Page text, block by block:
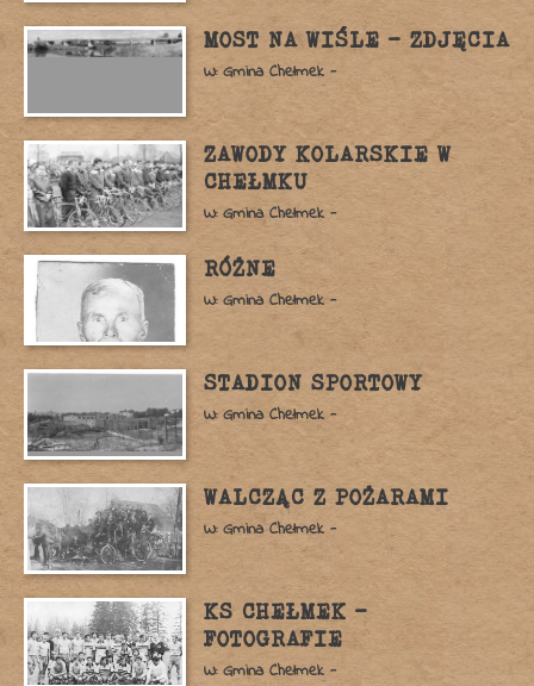
MOST NA WIŚLE – ZDJĘCIA
W: Gmina Chełmek -
ZAWODY KOLARSKIE W
CHEŁMKU
W: Gmina Chełmek -
RÓŻNE
W: Gmina Chełmek -
STADION SPORTOWY
W: Gmina Chełmek -
WALCZĄC Z POŻARAMI
W: Gmina Chełmek -
KS CHEŁMEK –
FOTOGRAFIE
W: Gmina Chełmek -